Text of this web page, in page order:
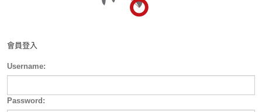
會員登入
Username:
Password: